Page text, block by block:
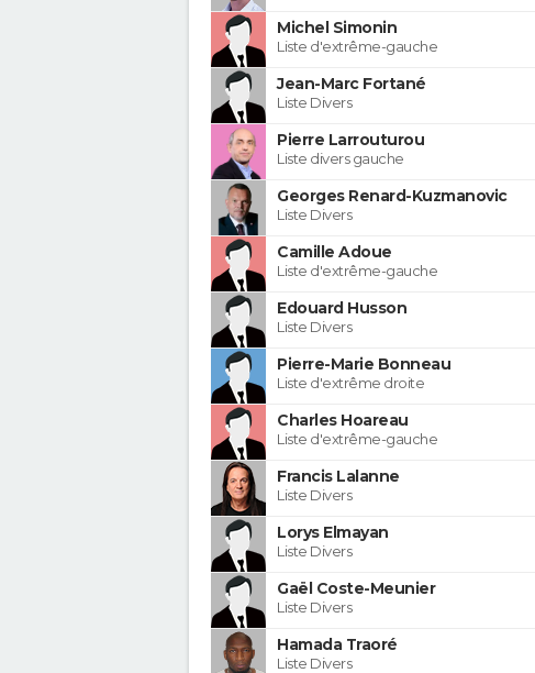
Michel Simonin
Liste d'extrême-gauche
Jean-Marc Fortané
Liste Divers
Pierre Larrouturou
Liste divers gauche
Georges Renard-Kuzmanovic
Liste Divers
Camille Adoue
Liste d'extrême-gauche
Edouard Husson
Liste Divers
Pierre-Marie Bonneau
Liste d'extrême droite
Charles Hoareau
Liste d'extrême-gauche
Francis Lalanne
Liste Divers
Lorys Elmayan
Liste Divers
Gaël Coste-Meunier
Liste Divers
Hamada Traoré
Liste Divers